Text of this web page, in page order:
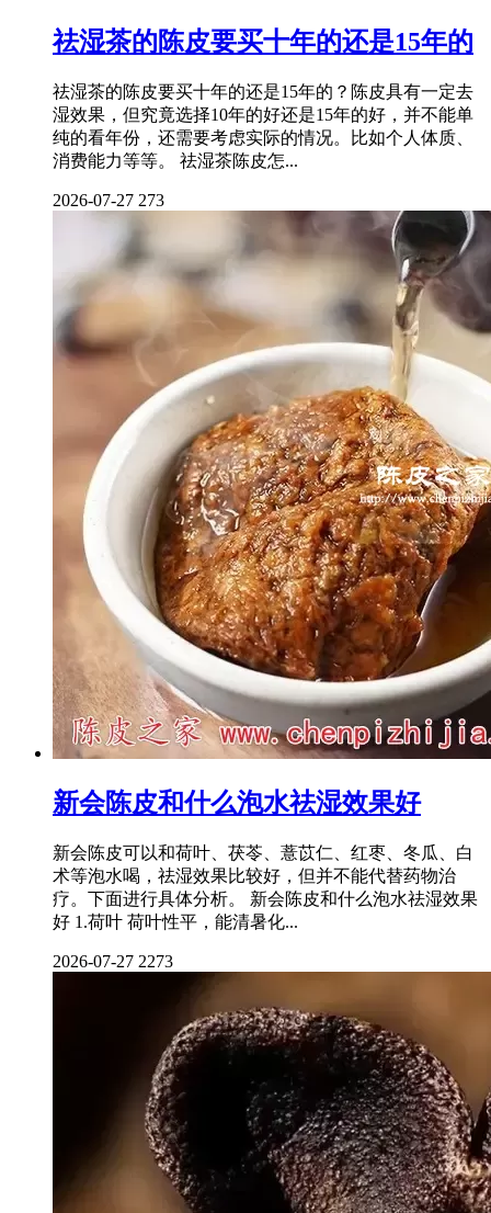
祛湿茶的陈皮要买十年的还是15年的
祛湿茶的陈皮要买十年的还是15年的？陈皮具有一定去
湿效果，但究竟选择10年的好还是15年的好，并不能单
纯的看年份，还需要考虑实际的情况。比如个人体质、
消费能力等等。 祛湿茶陈皮怎...
2026-07-27 273
新会陈皮和什么泡水祛湿效果好
新会陈皮可以和荷叶、茯苓、薏苡仁、红枣、冬瓜、白
术等泡水喝，祛湿效果比较好，但并不能代替药物治
疗。下面进行具体分析。 新会陈皮和什么泡水祛湿效果
好 1.荷叶 荷叶性平，能清暑化...
2026-07-27 2273